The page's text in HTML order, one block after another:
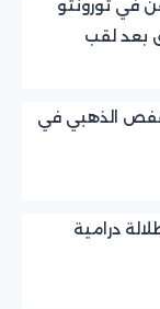
في تورونتو
بعد لقب
الذهبي في
درامية